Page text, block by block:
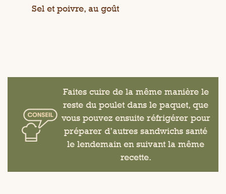
Sel et poivre, au goût
Faites cuire de la même manière le
reste du poulet dans le paquet, que
vous pouvez ensuite réfrigérer pour
préparer d’autres sandwichs santé
le lendemain en suivant la même
recette.